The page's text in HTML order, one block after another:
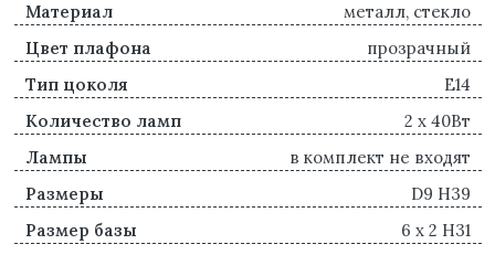
Материал
металл, стекло
Цвет плафона
прозрачный
Тип цоколя
E14
Количество ламп
2 x 40Вт
Лампы
в комплект не входят
Размеры
D9 H39
Размер базы
6 x 2 H31